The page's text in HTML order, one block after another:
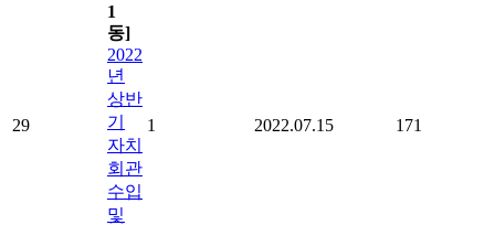
29
1
동]
2022
년
상반
기
자치
회관
수입
및
1 2022.07.15 171